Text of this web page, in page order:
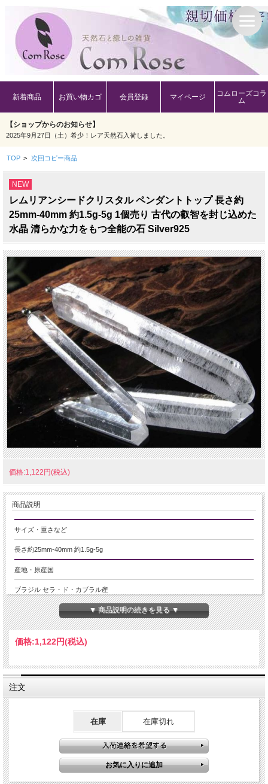
新着商品 お買い物カゴ 会員登録 マイページ
コムローズコラ
ム
【ショップからのお知らせ】
2025年9月27日（土）希少！レア天然石入荷しました。
TOP > 次回コピー商品
NEW
レムリアンシードクリスタル ペンダントトップ 長さ約
25mm-40mm 約1.5g-5g 1個売り 古代の叡智を封じ込めた
水晶 清らかな力をもつ全能の石 Silver925
価格:1,122円(税込)
商品説明
サイズ・重さなど
長さ約25mm-40mm 約1.5g-5g
産地・原産国
ブラジル セラ・ド・カブラル産
グレードなど
-
レムリアンシードクリスタル
商品説明
レムリアンシードクリスタルは、水晶のポイント表面に現れるバーコード状の縞
模様「レムリアンリッジ」や、三角形模様の「レコードキーパー」を持つことで
神秘的な結晶美と、唯一無二の存在感から、多くの天然石ファンに愛され続けて
かつては主にブラジルやロシアで採掘されていましたが、鉱山の閉山により流通
量が激減し、「もう採れない水晶」とまで言われていました。
▼ 商品説明の続きを見る ▼
価格:1,122円(税込)
注文
在庫 在庫切れ